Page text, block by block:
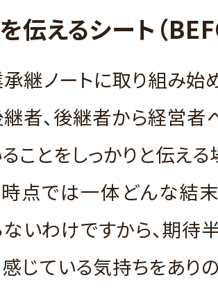
伝えるシート（
継ノートに取り組み始
者、後継者から経営者
ことをしっかりと伝える
点では一体どんな結
いわけですから、期待
感じている気持ちをあり